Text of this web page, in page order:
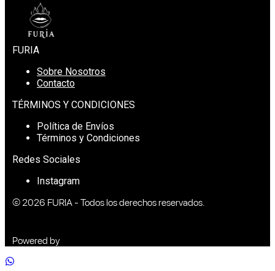
FURIA
Sobre Nosotros
Contacto
TÉRMINOS Y CONDICIONES
Política de Envíos
Términos y Condiciones
Redes Sociales
Instagram
© 2026 FURIA- Todos los derechos reservados.
Powered by